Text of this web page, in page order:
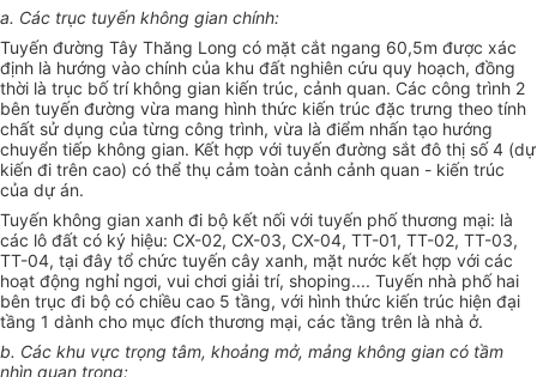
a. Các trục tuyến không gian chính:
Tuyến đường Tây Thăng Long có mặt cắt ngang 60,5m được xác
định là hướng vào chính của khu đất nghiên cứu quy hoạch, đồng
thời là trục bố trí không gian kiến trúc, cảnh quan. Các công trình 2
bên tuyến đường vừa mang hình thức kiến trúc đặc trưng theo tính
chất sử dụng của từng công trình, vừa là điểm nhấn tạo hướng
chuyển tiếp không gian. Kết hợp với tuyến đường sắt đô thị số 4 (dự
kiến đi trên cao) có thể thụ cảm toàn cảnh cảnh quan - kiến trúc
của dự án.
Tuyến không gian xanh đi bộ kết nối với tuyến phố thương mại: là
các lô đất có ký hiệu: CX-02, CX-03, CX-04, TT-01, TT-02, TT-03,
TT-04, tại đây tổ chức tuyến cây xanh, mặt nước kết hợp với các
hoạt động nghỉ ngơi, vui chơi giải trí, shoping.... Tuyến nhà phố hai
bên trục đi bộ có chiều cao 5 tầng, với hình thức kiến trúc hiện đại
tầng 1 dành cho mục đích thương mại, các tầng trên là nhà ở.
b. Các khu vực trọng tâm, khoảng mở, mảng không gian có tầm
nhìn quan trọng: